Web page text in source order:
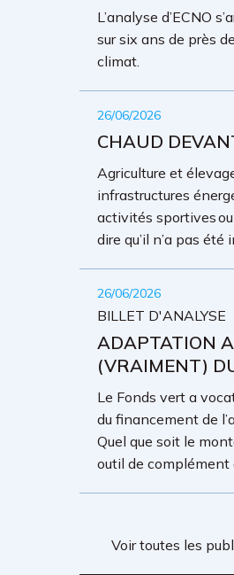
L’analyse d’ECNO
sur six ans de près
climat.
26/06/2026
CHAUD
Agriculture et
infrastructures
activités sportives
dire qu’il n’a pas
26/06/2026
BILLET D'ANALYSE
ADAPTATION
(VRAIMENT)
Le Fonds vert a
du financement de
Quel que soit le
outil de complément
Voir toutes les